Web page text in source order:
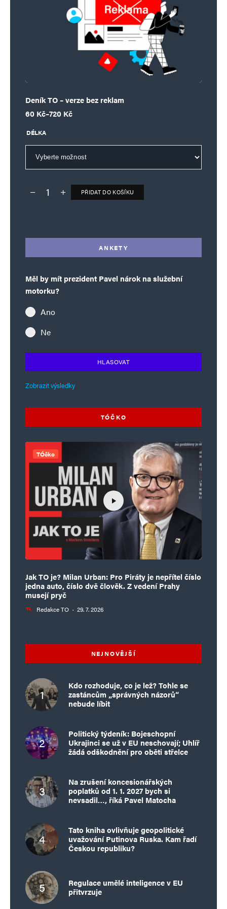
Deník TO – verze bez reklam
60 Kč–720 Kč
Rozpětí cen: 60 Kč až 720 Kč
DÉLKA
Deník TO – verze bez reklam množství
PŘIDAT DO KOŠÍKU
ANKETY
Měl by mít prezident Pavel nárok na služební
motorku?
Ano
Ne
HLASOVAT
Zobrazit výsledky
TÓČKO
TÓčko
Jak TO je? Milan Urban: Pro Piráty je nepřítel číslo
jedna auto, číslo dvě člověk. Z vedení Prahy
musejí pryč
Redakce TO · 29. 7. 2026
NEJNOVĚJŠÍ
Kdo rozhoduje, co je lež? Tohle se
zastáncům „správných názorů“
nebude líbit
Politický týdeník: Bojeschopní
Ukrajinci se už v EU neschovají; Uhlíř
žádá odškodnění pro oběti střelce
Na zrušení koncesionářských
poplatků od 1. 1. 2027 bych si
nevsadil…, říká Pavel Matocha
Tato kniha ovlivňuje geopolitické
uvažování Putinova Ruska. Kam řadí
Českou republiku?
Regulace umělé inteligence v EU
přitvrzuje